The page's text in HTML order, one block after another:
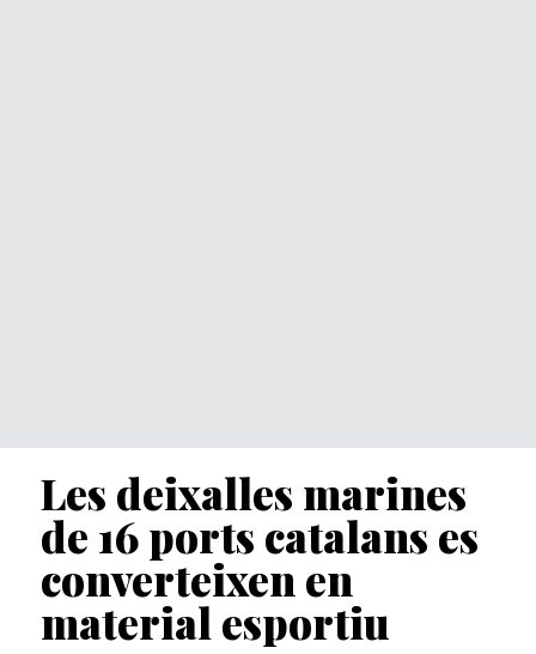
Les deixalles marines
de 16 ports catalans es
converteixen en
material esportiu